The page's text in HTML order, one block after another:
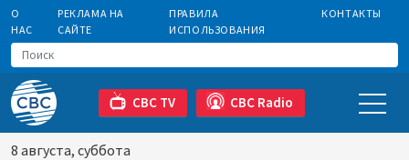
О
НАС
РЕКЛАМА НА
САЙТЕ
ПРАВИЛА
ИСПОЛЬЗОВАНИЯ
КОНТАКТЫ
CBC TV CBC Radio
8 августа, суббота